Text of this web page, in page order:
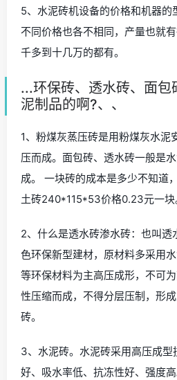
5、水泥砖机设备的价格和机器的
不同价格也各不相同，产量也就
千多到十几万的都有。
...环保砖、透水砖、面包
泥制品的啊?、、
1、粉煤灰蒸压砖是用粉煤灰水泥
压而成。面包砖、透水砖一般是
成。 一块砖的成本是多少不知道
土砖240*115*53价格0.23元一块
2、什么是透水砖渗水砖：也叫
色环保新型建材，原材料多采用
等环保材料为主高压成形，不可
性压缩而成，不得分层压制，形
砖。
3、水泥砖。水泥砖采用高压成型
好、吸水率低、抗冻性好、强度